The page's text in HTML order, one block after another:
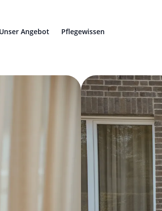
Unser Angebot Pflegewissen